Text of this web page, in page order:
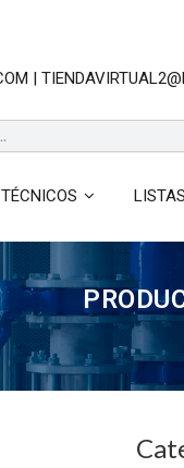
|